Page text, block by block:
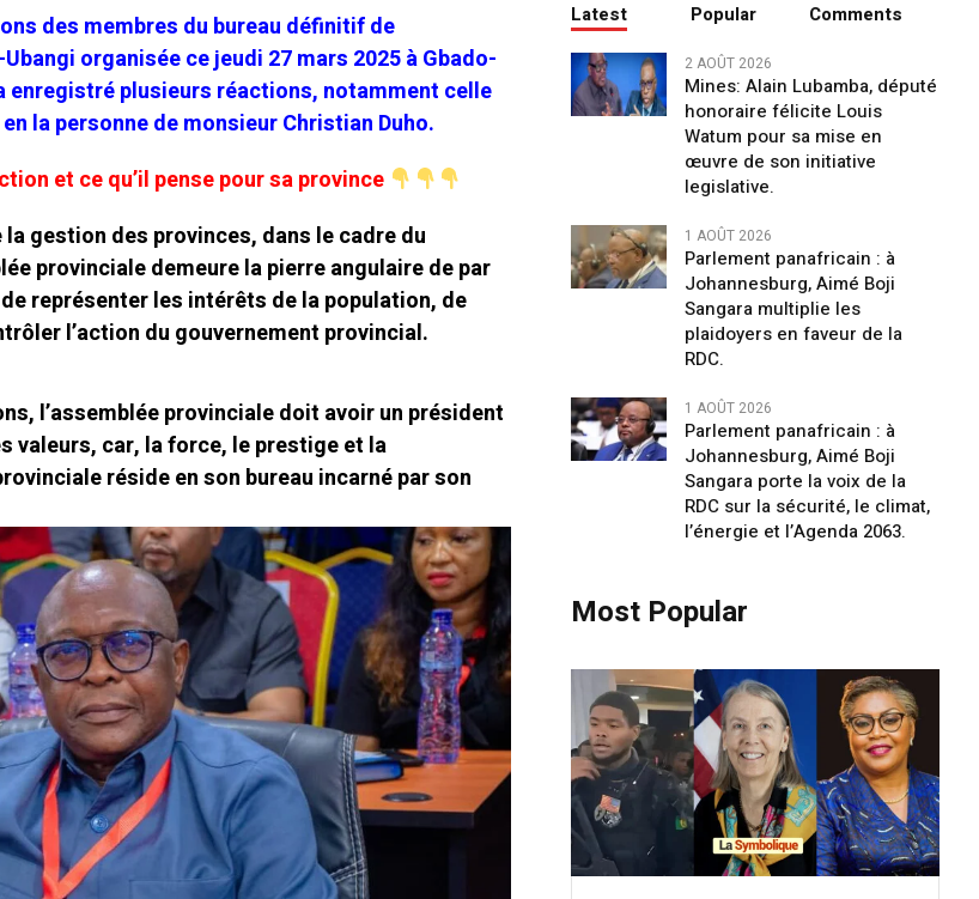
des membres du bureau définitif de
organisée ce jeudi 27 mars 2025 à Gbado-
enregistré plusieurs réactions, notamment celle
la personne de monsieur Christian Duho.
et ce qu’il pense pour sa province
gestion des provinces, dans le cadre du
provinciale demeure la pierre angulaire de par
représenter les intérêts de la population, de
l’action du gouvernement provincial.
l’assemblée provinciale doit avoir un président
valeurs, car, la force, le prestige et la
réside en son bureau incarné par son
Latest Popular Comments
2 AOÛT 2026
Mines: Alain Lubamba, député
honoraire félicite Louis
Watum pour sa mise en
œuvre de son initiative
legislative.
1 AOÛT 2026
Parlement panafricain : à
Johannesburg, Aimé Boji
Sangara multiplie les
plaidoyers en faveur de la
RDC.
1 AOÛT 2026
Parlement panafricain : à
Johannesburg, Aimé Boji
Sangara porte la voix de la
RDC sur la sécurité, le climat,
l’énergie et l’Agenda 2063.
Most Popular